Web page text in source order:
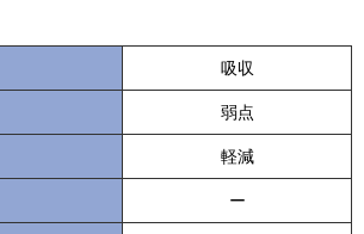
吸収
弱点
軽減
ー